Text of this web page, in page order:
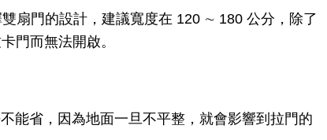
扇門的設計，建議寬度在 120 ∼ 180 公分，除了
門而無法開啟。
能省，因為地面一旦不平整，就會影響到拉門的